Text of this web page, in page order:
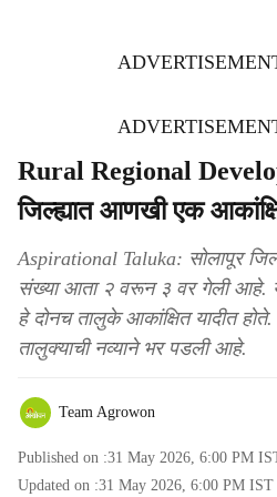
Rural Regional
जिल्ह्यात आणखी एक
Aspirational Taluka: सोलापूर
संख्या आता २ वरून ३ वर गेली आहे.
हे दोनच तालुके आकांक्षित यादीत
तालुक्याची नव्याने भर पडली आहे.
Team Agrowon
Published on :31 May 2026, 6:00 PM
Updated on :31 May 2026, 6:00 PM IST